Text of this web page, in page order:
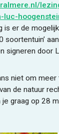
luc-
is er de
soortentuin’
signeren door
niet om meer
de natuur
graag op 28